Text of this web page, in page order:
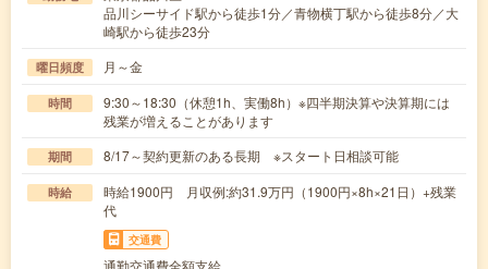
品川シーサイド駅から徒歩1分／青物横丁駅から徒歩8分／大
崎駅から徒歩23分
曜日頻度 月～金
時間
9:30～18:30（休憩1h、実働8h）※四半期決算や決算期には
残業が増えることがあります
期間 8/17～契約更新のある長期 ※スタート日相談可能
時給
時給1900円 月収例:約31.9万円（1900円×8h×21日）+残業
代
交通費
通勤交通費全額支給